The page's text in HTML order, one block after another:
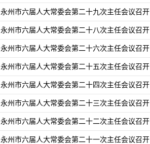
永州市六届人大常委会第二十九次主任会议召开
永州市六届人大常委会第二十八次主任会议召开
永州市六届人大常委会第二十六次主任会议召开
永州市六届人大常委会第二十五次主任会议召开
永州市六届人大常委会第二十四次主任会议召开
永州市六届人大常委会第二十三次主任会议召开
永州市六届人大常委会第二十二次主任会议召开
永州市六届人大常委会第二十一次主任会议召开